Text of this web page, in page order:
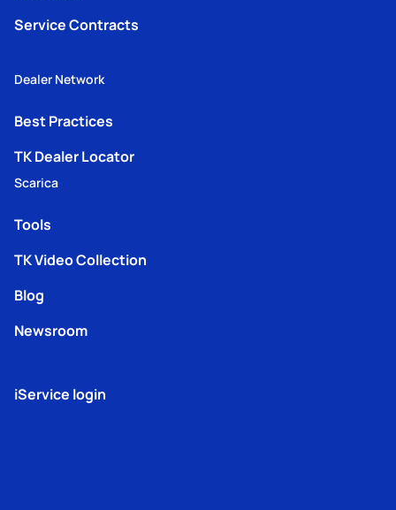
Service Contracts
Dealer Network
Best Practices
TK Dealer Locator
Scarica
Tools
TK Video Collection
Blog
Newsroom
iService login